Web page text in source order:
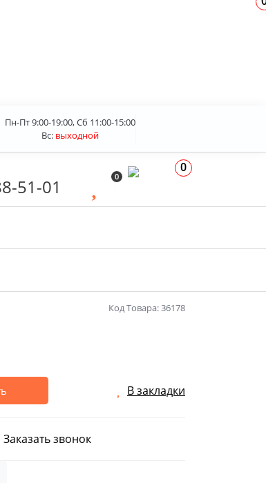
Пн-Пт 9:00-19:00, Сб 11:00-15:00
Вс: выходной
51-01 0
0
Код Товара: 36178
В закладки
Заказать звонок